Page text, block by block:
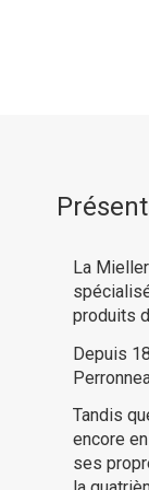
La
produits
Depuis
Tandis
encore
ses